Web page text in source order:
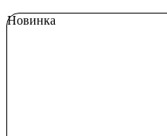
Новинка